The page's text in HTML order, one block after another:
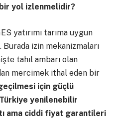
bir yol izlenmelidir?
yatırımı tarıma uygun
izin mekanizmaları
tahıl ambarı olan
mercimek ithal eden bir
için güçlü
yenilenebilir
ama ciddi fiyat garantileri